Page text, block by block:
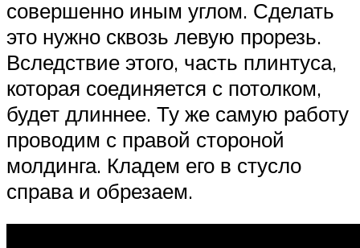
совершенно иным углом. Сделать
это нужно сквозь левую прорезь.
Вследствие этого, часть плинтуса,
которая соединяется с потолком,
будет длиннее. Ту же самую работу
проводим с правой стороной
молдинга. Кладем его в стусло
справа и обрезаем.